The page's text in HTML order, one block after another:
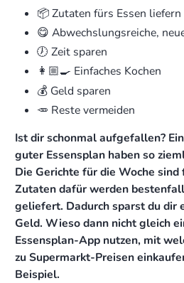
📦 Zutaten fürs Essen liefern
😋 Abwechslungsreiche,
🕖 Zeit sparen
👩🏼‍🍳 Einfaches Kochen
💰 Geld sparen
🥕 Reste vermeiden
Ist dir schonmal aufgefallen?
guter Essensplan haben so
Die Gerichte für die Woche
Zutaten dafür werden
geliefert. Dadurch sparst du dir
Geld. Wieso dann nicht gleich
Essensplan-App nutzen, mit
zu Supermarkt-Preisen
Beispiel.